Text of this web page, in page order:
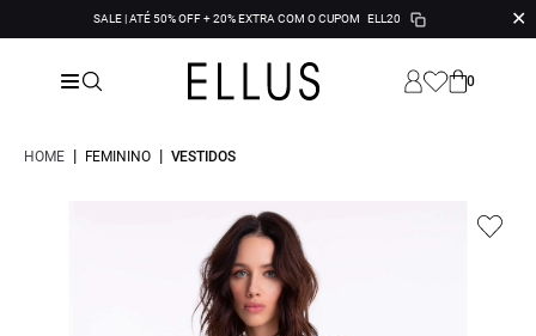
SALE | ATÉ 50% OFF + 20% EXTRA COM O CUPOM ELL20 ✕
0
HOME | FEMININO | VESTIDOS